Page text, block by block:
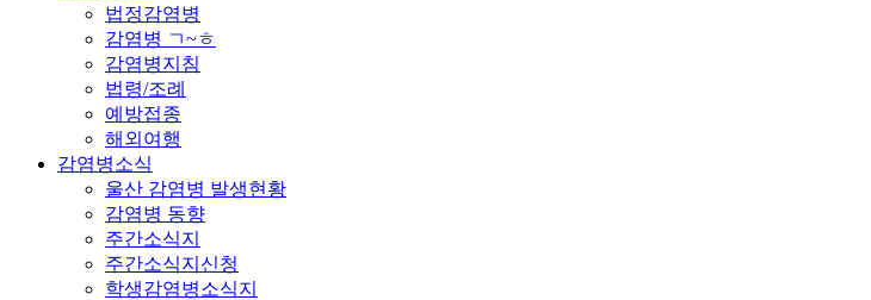
법정감염병
감염병 ㄱ~ㅎ
감염병지침
법령/조례
예방접종
해외여행
감염병소식
울산 감염병 발생현황
감염병 동향
주간소식지
주간소식지신청
학생감염병소식지